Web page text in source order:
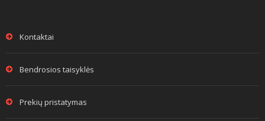
Kontaktai
Bendrosios taisyklės
Prekių pristatymas